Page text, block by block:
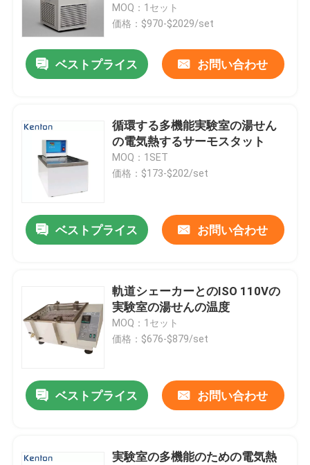
MOQ：1セット
価格：$970-$2029/set
ベストプライス お問い合わせ
循環する多機能実験室の湯せん
の電気熱するサーモスタット
MOQ：1SET
価格：$173-$202/set
ベストプライス お問い合わせ
軌道シェーカーとのISO 110Vの
実験室の湯せんの温度
MOQ：1セット
価格：$676-$879/set
ベストプライス お問い合わせ
実験室の多機能のための電気熱